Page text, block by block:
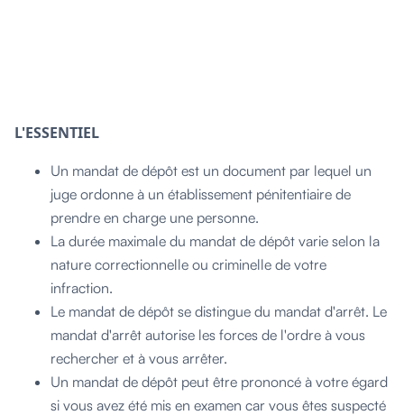
L'ESSENTIEL
Un mandat de dépôt est un document par lequel un
juge ordonne à un établissement pénitentiaire de
prendre en charge une personne.
La durée maximale du mandat de dépôt varie selon la
nature correctionnelle ou criminelle de votre
infraction.
Le mandat de dépôt se distingue du mandat d'arrêt. Le
mandat d'arrêt autorise les forces de l'ordre à vous
rechercher et à vous arrêter.
Un mandat de dépôt peut être prononcé à votre égard
si vous avez été mis en examen car vous êtes suspecté